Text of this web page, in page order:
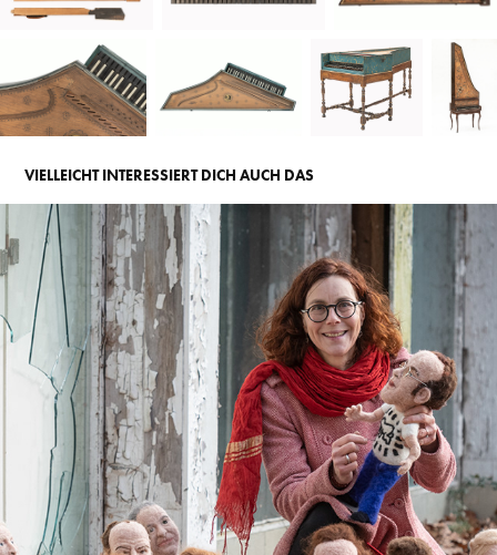
VIELLEICHT INTERESSIERT DICH AUCH DAS
PROJEKTE